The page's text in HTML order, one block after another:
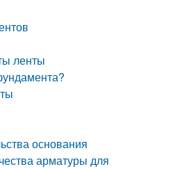
ленты
основания
арматуры для